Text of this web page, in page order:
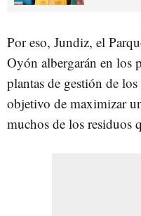
Por eso, Jundiz, el
Oyón albergarán en los
plantas de gestión de
objetivo de maximizar
muchos de los residuos